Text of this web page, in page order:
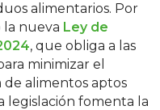
alimentarios. Por
la nueva Ley de
, que obliga a las
minimizar el
de alimentos aptos
legislación fomenta la